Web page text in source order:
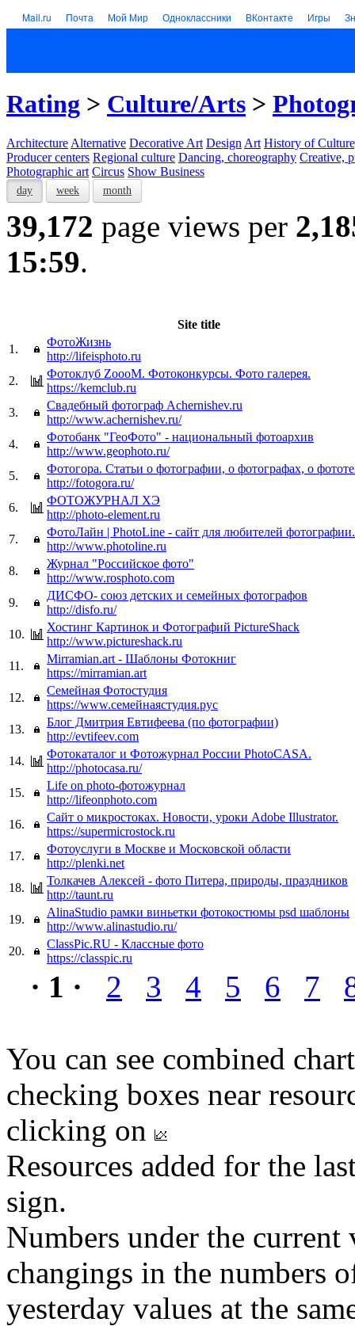
Mail.ru Почта Мой Мир Одноклассники ВКонтакте Игры
Rating > Culture/Arts >
Architecture Alternative Decorative Art Design Art History of
Producer centers Regional culture Dancing, choreography Creative,
Photographic art Circus Show Business
day week month
39,172 page views per
15:59.
Site title
1.
ФотоЖизнь
http://lifeisphoto.ru
2.
Фотоклуб ZoooM. Фотоконкурсы. Фото галерея.
https://kemclub.ru
3.
Свадебный фотограф Аchernishev.ru
http://www.achernishev.ru/
4.
Фотобанк "ГеоФото" - национальный фотоархив
http://www.geophoto.ru/
5.
Фотогора. Статьи о фотографии, о фотографах, о
http://fotogora.ru/
6.
ФОТОЖУРНАЛ ХЭ
http://photo-element.ru
7.
ФотоЛайн | PhotoLine - сайт для любителей фотографии.
http://www.photoline.ru
8.
Журнал "Российское фото"
http://www.rosphoto.com
9.
ДИСФО- союз детских и семейных фотографов
http://disfo.ru/
10.
Хостинг Картинок и Фотографий PictureShack
http://www.pictureshack.ru
11.
Mirramian.art - Шаблоны Фотокниг
https://mirramian.art
12.
Семейная Фотостудия
https://www.семейнаястудия.рус
13.
Блог Дмитрия Евтифеева (по фотографии)
http://evtifeev.com
14.
Фотокаталог и Фотожурнал России PhotoCASA.
http://photocasa.ru/
15.
Life on photo-фотожурнал
http://lifeonphoto.com
16.
Сайт о микростоках. Новости, уроки Adobe Illustrator.
https://supermicrostock.ru
17.
Фотоуслуги в Москве и Московской области
http://plenki.net
18.
Толкачев Алексей - фото Питера, природы, праздников
http://taunt.ru
19.
AlinaStudio рамки виньетки фотокостюмы psd шаблоны
http://www.alinastudio.ru/
20.
ClassPic.RU - Классные фото
https://classpic.ru
· 1 · 2 3 4 5 6 7
You can see combined
checking boxes near
clicking on
Resources added for the
sign.
Numbers under the
changings in the numbers
yesterday values at the